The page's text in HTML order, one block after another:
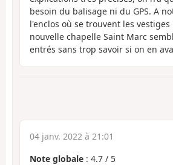
besoin du balisage ni du GPS. A
l'enclos où se trouvent les
nouvelle chapelle Saint Marc
entrés sans trop savoir si on en
04 janv. 2022 à 21:01
Note globale : 4.7 / 5